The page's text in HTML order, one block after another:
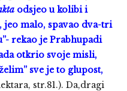
odsjeo u kolibi i
jeo malo, spavao dva-tri
rekao je Prabhupadi
otkrio svoje misli,
sve je to glupost,
str.81.). Da,dragi